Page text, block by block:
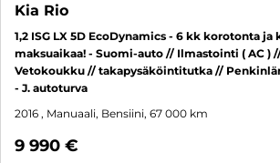
Kia Rio
1,2 ISG LX 5D EcoDynamics - 6 kk korotonta
maksuaikaa! - Suomi-auto // Ilmastointi ( AC )
Vetokoukku // takapysäköintitutka //
- J. autoturva
2016 , Manuaali, Bensiini, 67 000 km
9 990 €